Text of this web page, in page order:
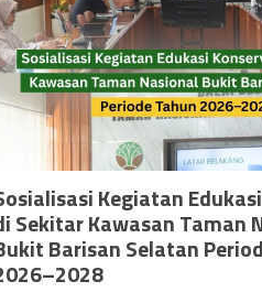
Kegiatan
Sekitar Kawasan Taman
Barisan Selatan